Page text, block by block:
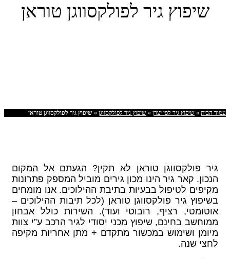
שיפוץ גיר לפולקסווגן טוראן
עמוד הבית » שיפוץ גיר לפי יצרן » שיפוץ גיר לפולקסווגן » שיפוץ גיר לפולקסווגן טוראן
גיר פולקסווגן טוראן לא תקין? הגעתם אל המקום
הנכון. קאר גיר הינו מכון גירים מוביל המספק פתרונות
מקיפים לטיפול בבעיות בתיבת ההילוכים. אנו מומחים
בשיפוץ גיר פולקסווגן טוראן (לכל תיבות ההילוכים –
אוטומטי, רציף, רובוטי ועוד). השירות כולל אבחון
ממוחשב בחינם, שיפוץ מכני יסודי לגיר הרכב ע”י צוות
מיומן ושימוש במכשור מתקדם + מתן אחריות מקיפה
לחצי שנה.